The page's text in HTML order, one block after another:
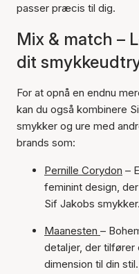
passer præcis til dig.
Mix & match –
dit
For at opnå en endnu
kan du også kombinere
smykker og ure med
brands som:
Pernille Corydon –
feminint design,
Sif Jakobs smykker.
Maanesten –
detaljer, der tilfører
dimension til din stil.